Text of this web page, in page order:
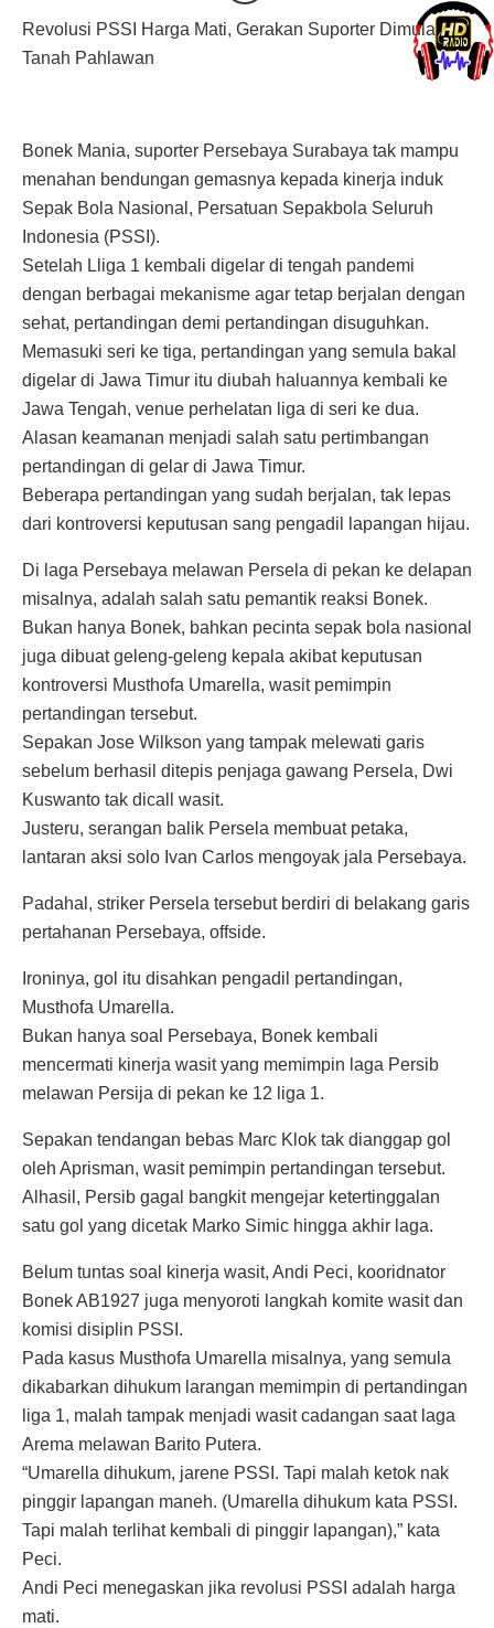
Revolusi PSSI Harga Mati, Gerakan Suporter Dimulai di
Tanah Pahlawan
Bonek Mania, suporter Persebaya Surabaya tak mampu
menahan bendungan gemasnya kepada kinerja induk
Sepak Bola Nasional, Persatuan Sepakbola Seluruh
Indonesia (PSSI).
Setelah Lliga 1 kembali digelar di tengah pandemi
dengan berbagai mekanisme agar tetap berjalan dengan
sehat, pertandingan demi pertandingan disuguhkan.
Memasuki seri ke tiga, pertandingan yang semula bakal
digelar di Jawa Timur itu diubah haluannya kembali ke
Jawa Tengah, venue perhelatan liga di seri ke dua.
Alasan keamanan menjadi salah satu pertimbangan
pertandingan di gelar di Jawa Timur.
Beberapa pertandingan yang sudah berjalan, tak lepas
dari kontroversi keputusan sang pengadil lapangan hijau.
Di laga Persebaya melawan Persela di pekan ke delapan
misalnya, adalah salah satu pemantik reaksi Bonek.
Bukan hanya Bonek, bahkan pecinta sepak bola nasional
juga dibuat geleng-geleng kepala akibat keputusan
kontroversi Musthofa Umarella, wasit pemimpin
pertandingan tersebut.
Sepakan Jose Wilkson yang tampak melewati garis
sebelum berhasil ditepis penjaga gawang Persela, Dwi
Kuswanto tak dicall wasit.
Justeru, serangan balik Persela membuat petaka,
lantaran aksi solo Ivan Carlos mengoyak jala Persebaya.
Padahal, striker Persela tersebut berdiri di belakang garis
pertahanan Persebaya, offside.
Ironinya, gol itu disahkan pengadil pertandingan,
Musthofa Umarella.
Bukan hanya soal Persebaya, Bonek kembali
mencermati kinerja wasit yang memimpin laga Persib
melawan Persija di pekan ke 12 liga 1.
Sepakan tendangan bebas Marc Klok tak dianggap gol
oleh Aprisman, wasit pemimpin pertandingan tersebut.
Alhasil, Persib gagal bangkit mengejar ketertinggalan
satu gol yang dicetak Marko Simic hingga akhir laga.
Belum tuntas soal kinerja wasit, Andi Peci, kooridnator
Bonek AB1927 juga menyoroti langkah komite wasit dan
komisi disiplin PSSI.
Pada kasus Musthofa Umarella misalnya, yang semula
dikabarkan dihukum larangan memimpin di pertandingan
liga 1, malah tampak menjadi wasit cadangan saat laga
Arema melawan Barito Putera.
“Umarella dihukum, jarene PSSI. Tapi malah ketok nak
pinggir lapangan maneh. (Umarella dihukum kata PSSI.
Tapi malah terlihat kembali di pinggir lapangan),” kata
Peci.
Andi Peci menegaskan jika revolusi PSSI adalah harga
mati.